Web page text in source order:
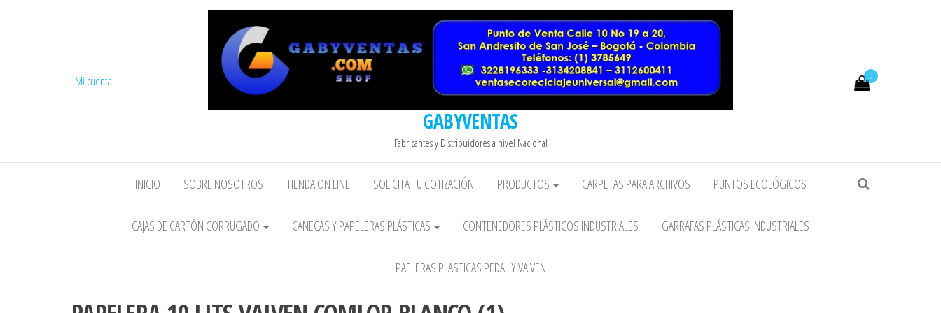
GABYVENTAS
Fabricantes y Distribuidores a nivel Nacional
0
Mi cuenta
INICIO SOBRE NOSOTROS TIENDA ON LINE SOLICITA TU COTIZACIÓN PRODUCTOS CARPETAS PARA ARCHIVOS PUNTOS ECOLÓGICOS
CAJAS DE CARTÓN CORRUGADO CANECAS Y PAPELERAS PLÁSTICAS CONTENEDORES PLÁSTICOS INDUSTRIALES GARRAFAS PLÁSTICAS INDUSTRIALES
PAELERAS PLASTICAS PEDAL Y VAIVEN